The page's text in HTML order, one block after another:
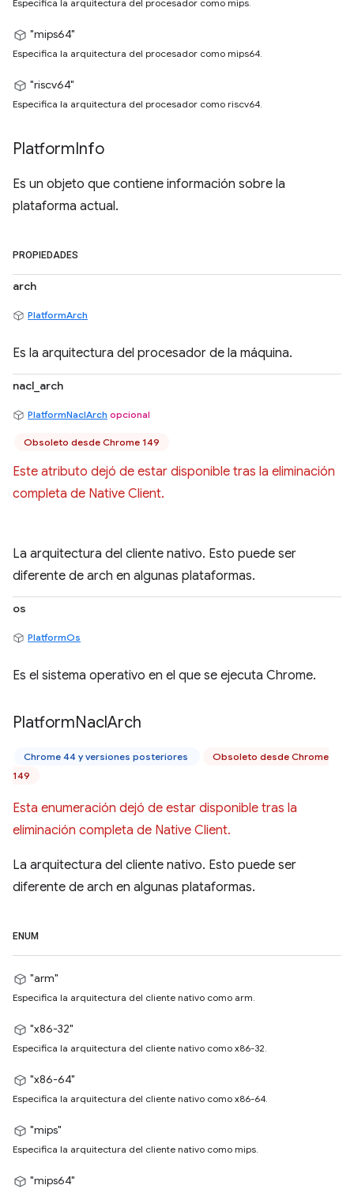
Especifica la arquitectura del procesador como mips.
"mips64"
Especifica la arquitectura del procesador como mips64.
"riscv64"
Especifica la arquitectura del procesador como riscv64.
PlatformInfo
Es un objeto que contiene información sobre la
plataforma actual.
PROPIEDADES
arch
PlatformArch
Es la arquitectura del procesador de la máquina.
nacl_arch
PlatformNaclArch opcional
Obsoleto desde Chrome 149
Este atributo dejó de estar disponible tras la eliminación
completa de Native Client.
La arquitectura del cliente nativo. Esto puede ser
diferente de arch en algunas plataformas.
os
PlatformOs
Es el sistema operativo en el que se ejecuta Chrome.
PlatformNaclArch
Chrome 44 y versiones posteriores
Obsoleto desde Chrome
149
Esta enumeración dejó de estar disponible tras la
eliminación completa de Native Client.
La arquitectura del cliente nativo. Esto puede ser
diferente de arch en algunas plataformas.
ENUM
"arm"
Especifica la arquitectura del cliente nativo como arm.
"x86-32"
Especifica la arquitectura del cliente nativo como x86-32.
"x86-64"
Especifica la arquitectura del cliente nativo como x86-64.
"mips"
Especifica la arquitectura del cliente nativo como mips.
"mips64"